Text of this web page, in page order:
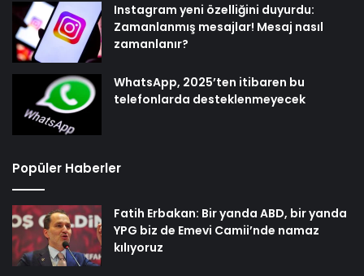
Instagram yeni özelliğini duyurdu:
Zamanlanmış mesajlar! Mesaj nasıl
zamanlanır?
WhatsApp, 2025’ten itibaren bu
telefonlarda desteklenmeyecek
Popüler Haberler
Fatih Erbakan: Bir yanda ABD, bir yanda
YPG biz de Emevi Camii’nde namaz
kılıyoruz